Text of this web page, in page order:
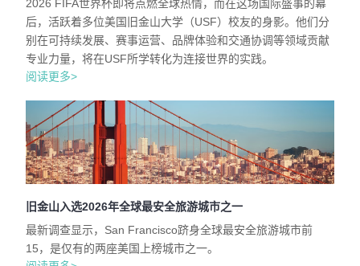
2026 FIFA世界杯即将点燃全球热情，而在这场国际盛事的幕
后，活跃着多位美国旧金山大学（USF）校友的身影。他们分
别在可持续发展、赛事运营、品牌体验和交通协调等领域贡献
专业力量，将在USF所学转化为连接世界的实践。
阅读更多>
旧金山入选2026年全球最安全旅游城市之一
最新调查显示，San Francisco跻身全球最安全旅游城市前
15，是仅有的两座美国上榜城市之一。